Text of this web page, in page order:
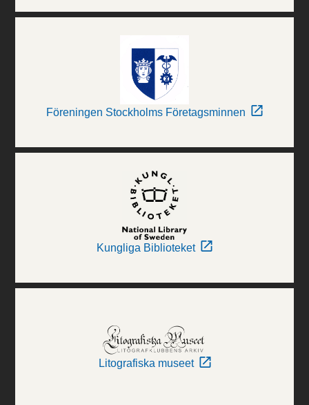
Föreningen Stockholms Företagsminnen
Kungliga Biblioteket
Litografiska museet